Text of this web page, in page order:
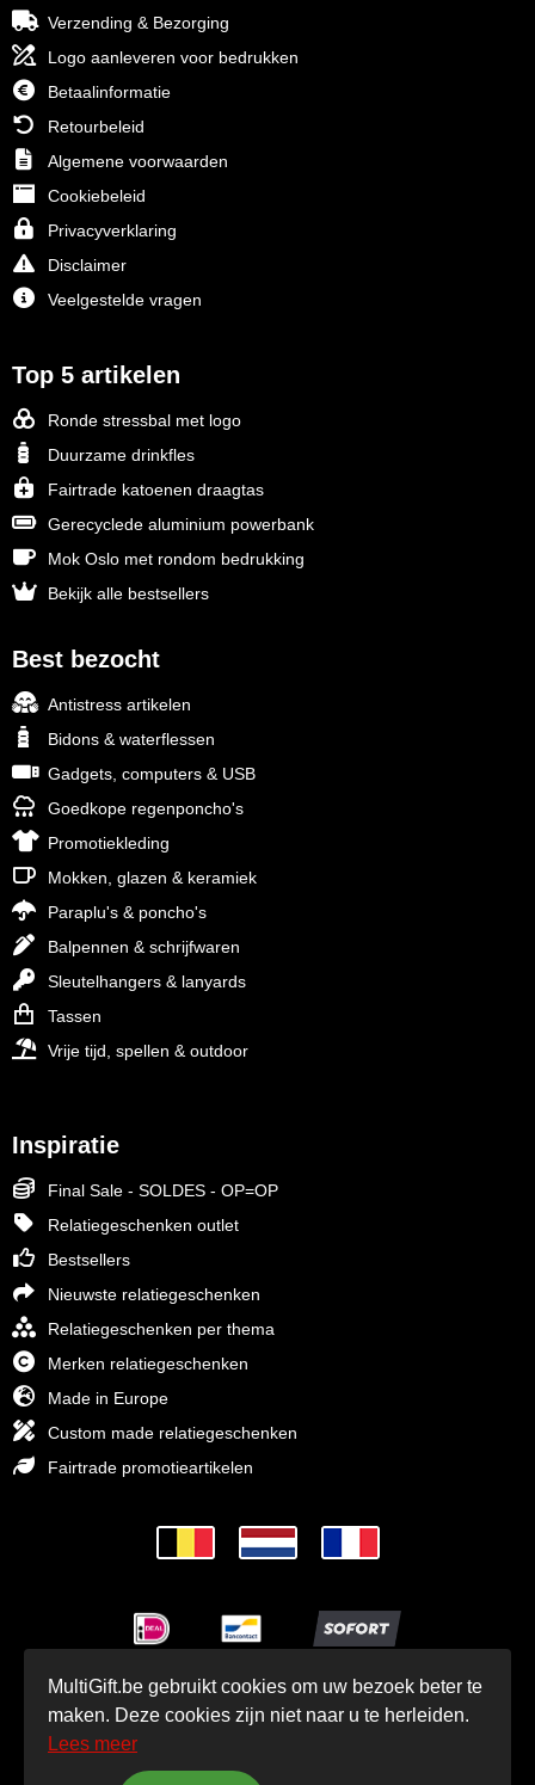
Verzending & Bezorging
Logo aanleveren voor bedrukken
Betaalinformatie
Retourbeleid
Algemene voorwaarden
Cookiebeleid
Privacyverklaring
Disclaimer
Veelgestelde vragen
Top 5 artikelen
Ronde stressbal met logo
Duurzame drinkfles
Fairtrade katoenen draagtas
Gerecyclede aluminium powerbank
Mok Oslo met rondom bedrukking
Bekijk alle bestsellers
Best bezocht
Antistress artikelen
Bidons & waterflessen
Gadgets, computers & USB
Goedkope regenponcho's
Promotiekleding
Mokken, glazen & keramiek
Paraplu's & poncho's
Balpennen & schrijfwaren
Sleutelhangers & lanyards
Tassen
Vrije tijd, spellen & outdoor
Inspiratie
Final Sale - SOLDES - OP=OP
Relatiegeschenken outlet
Bestsellers
Nieuwste relatiegeschenken
Relatiegeschenken per thema
Merken relatiegeschenken
Made in Europe
Custom made relatiegeschenken
Fairtrade promotieartikelen
© MultiGift Relatiegeschenken 1993 - 2026
MultiGift.be gebruikt cookies om uw bezoek beter te
maken. Deze cookies zijn niet naar u te herleiden.
Lees meer